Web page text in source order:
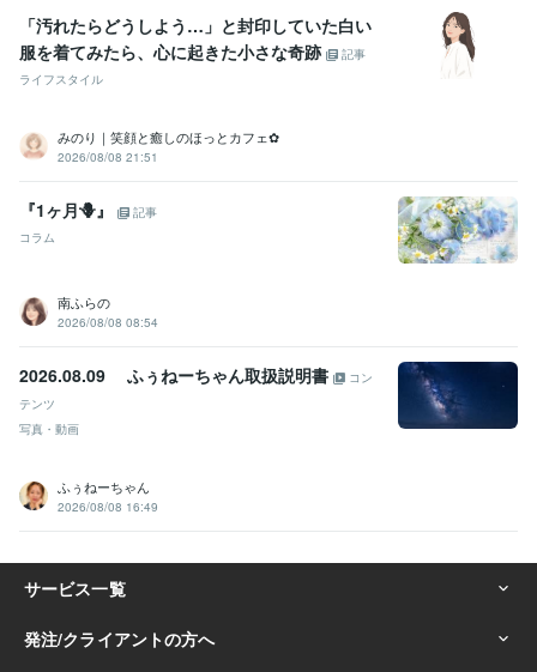
「汚れたらどうしよう…」と封印していた白い
服を着てみたら、心に起きた小さな奇跡
記事
ライフスタイル
みのり｜笑顔と癒しのほっとカフェ✿
2026/08/08 21:51
『1ヶ月🪻』
記事
コラム
南ふらの
2026/08/08 08:54
2026.08.09 ふぅねーちゃん取扱説明書
コン
テンツ
写真・動画
ふぅねーちゃん
2026/08/08 16:49